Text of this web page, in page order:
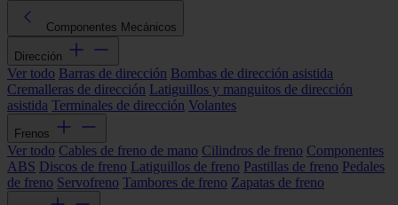
Componentes Mecánicos
Dirección
Ver todo Barras de dirección Bombas de dirección asistida
Cremalleras de dirección Latiguillos y manguitos de dirección
asistida Terminales de dirección Volantes
Frenos
Ver todo Cables de freno de mano Cilindros de freno Componentes
ABS Discos de freno Latiguillos de freno Pastillas de freno Pedales
de freno Servofreno Tambores de freno Zapatas de freno